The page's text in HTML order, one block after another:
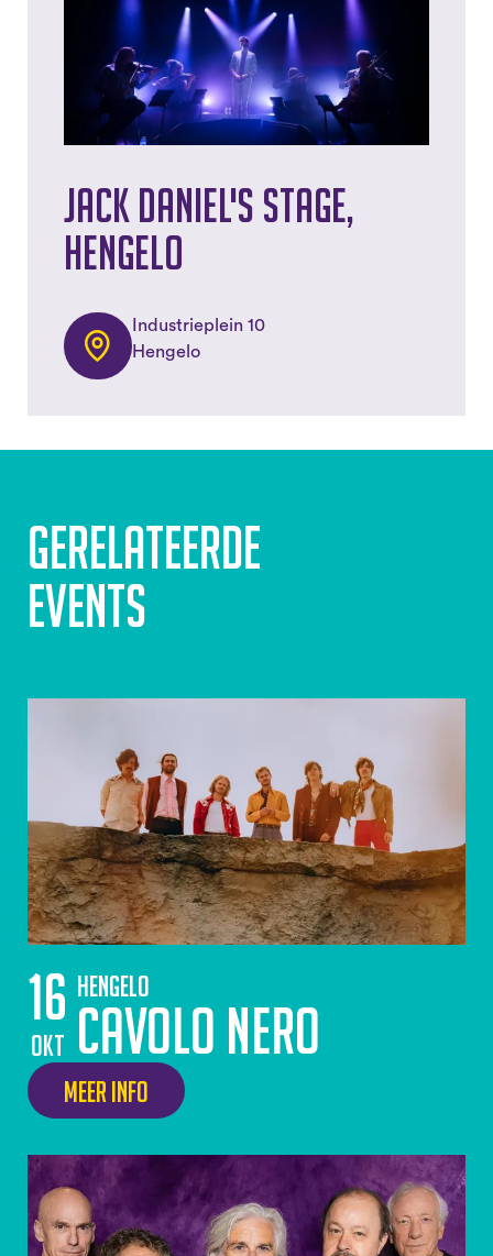
Jack Daniel's Stage,
Hengelo
Industrieplein 10
Hengelo
Gerelateerde
events
16
okt
Hengelo
Cavolo Nero
Meer info